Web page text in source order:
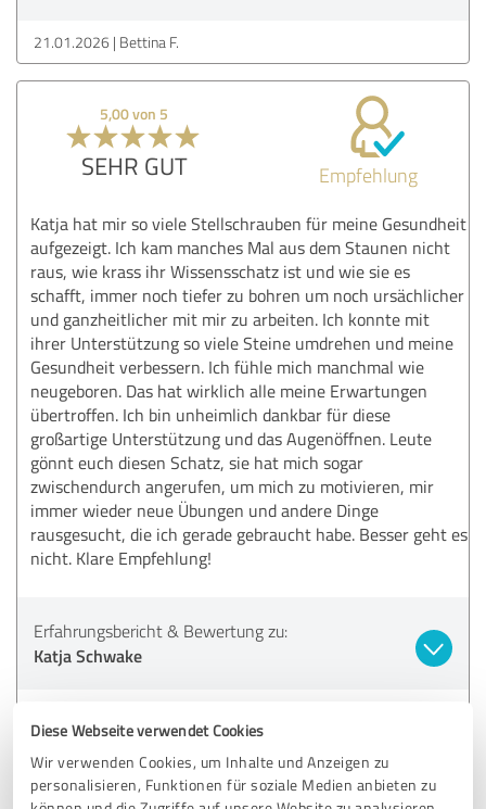
Diese Webseite verwendet Cookies
Wir verwenden Cookies, um Inhalte und Anzeigen zu
personalisieren, Funktionen für soziale Medien anbieten zu
21.01.2026 Bettina F.
5,00 von 5
SEHR GUT Empfehlung
Katja hat mir so viele Stellschrauben für meine Gesundheit
aufgezeigt. Ich kam manches Mal aus dem Staunen nicht
raus, wie krass ihr Wissensschatz ist und wie sie es
schafft, immer noch tiefer zu bohren um noch ursächlicher
und ganzheitlicher mit mir zu arbeiten. Ich konnte mit
ihrer Unterstützung so viele Steine umdrehen und meine
Gesundheit verbessern. Ich fühle mich manchmal wie
neugeboren. Das hat wirklich alle meine Erwartungen
übertroffen. Ich bin unheimlich dankbar für diese
großartige Unterstützung und das Augenöffnen. Leute
gönnt euch diesen Schatz, sie hat mich sogar
zwischendurch angerufen, um mich zu motivieren, mir
immer wieder neue Übungen und andere Dinge
rausgesucht, die ich gerade gebraucht habe. Besser geht es
nicht. Klare Empfehlung!
Erfahrungsbericht & Bewertung zu:
Katja Schwake
5,00 von 5